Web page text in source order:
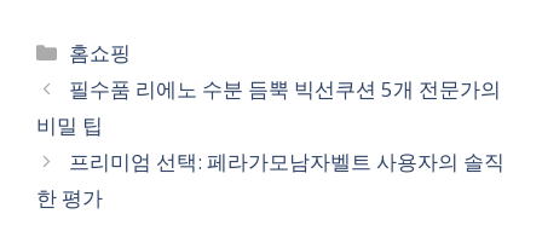
Categories
홈쇼핑
필수품 리에노 수분 듬뿍 빅선쿠션 5개 전문가의
비밀 팁
프리미엄 선택: 페라가모남자벨트 사용자의 솔직
한 평가